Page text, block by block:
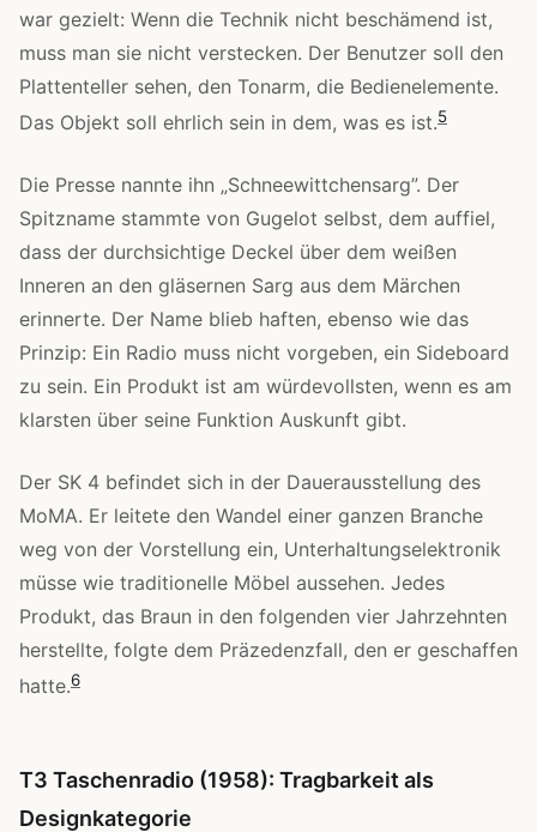
war gezielt: Wenn die Technik nicht beschämend ist,
muss man sie nicht verstecken. Der Benutzer soll den
Plattenteller sehen, den Tonarm, die Bedienelemente.
Das Objekt soll ehrlich sein in dem, was es ist.5
Die Presse nannte ihn „Schneewittchensarg”. Der
Spitzname stammte von Gugelot selbst, dem auffiel,
dass der durchsichtige Deckel über dem weißen
Inneren an den gläsernen Sarg aus dem Märchen
erinnerte. Der Name blieb haften, ebenso wie das
Prinzip: Ein Radio muss nicht vorgeben, ein Sideboard
zu sein. Ein Produkt ist am würdevollsten, wenn es am
klarsten über seine Funktion Auskunft gibt.
Der SK 4 befindet sich in der Dauerausstellung des
MoMA. Er leitete den Wandel einer ganzen Branche
weg von der Vorstellung ein, Unterhaltungselektronik
müsse wie traditionelle Möbel aussehen. Jedes
Produkt, das Braun in den folgenden vier Jahrzehnten
herstellte, folgte dem Präzedenzfall, den er geschaffen
hatte.6
T3 Taschenradio (1958): Tragbarkeit als
Designkategorie